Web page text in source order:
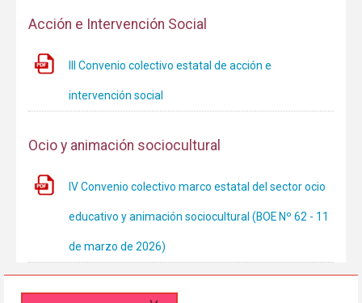
Acción e Intervención Social
III Convenio colectivo estatal de acción e
intervención social
Ocio y animación sociocultural
IV Convenio colectivo marco estatal del sector ocio
educativo y animación sociocultural (BOE Nº 62 - 11
de marzo de 2026)